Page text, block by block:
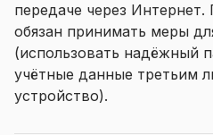
передаче через Интернет.
обязан принимать меры
(использовать надёжный
учётные данные третьим
устройство).